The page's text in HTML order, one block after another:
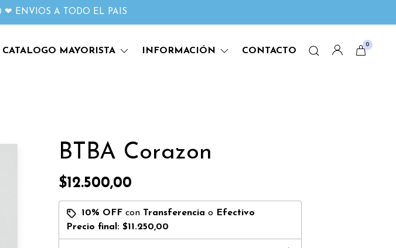
❤ ENVIOS A TODO EL PAIS
CATALOGO MAYORISTA INFORMACIÓN CONTACTO
0
BTBA Corazon
$12.500,00
10% OFFcon Transferencia o Efectivo
Precio final: $11.250,00